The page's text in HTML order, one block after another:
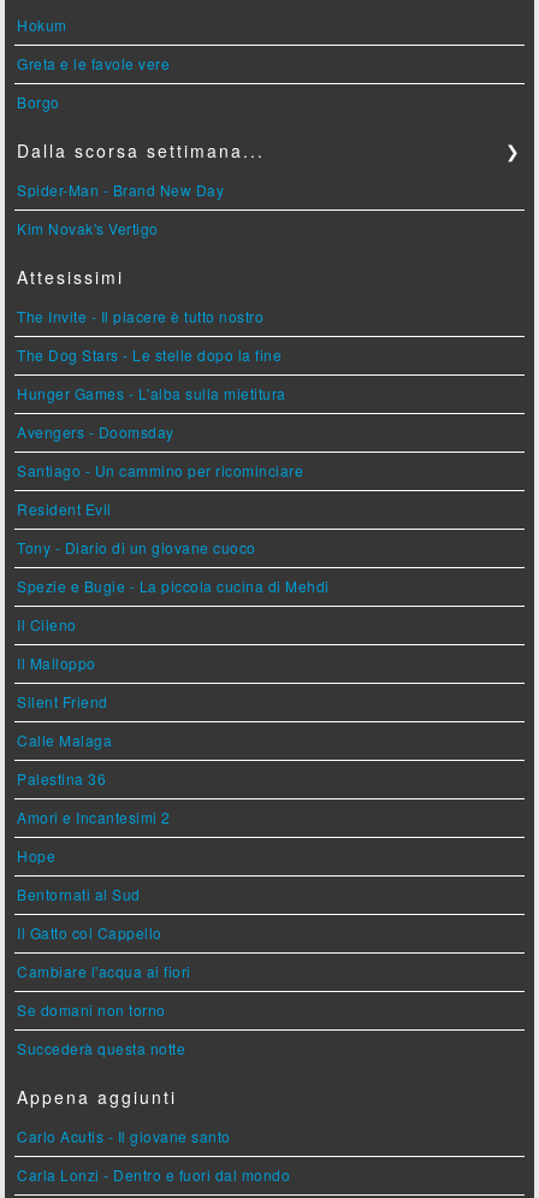
Hokum
Greta e le favole vere
Borgo
Dalla scorsa settimana... ❯
Spider-Man - Brand New Day
Kim Novak's Vertigo
Attesissimi
The Invite - Il piacere è tutto nostro
The Dog Stars - Le stelle dopo la fine
Hunger Games - L'alba sulla mietitura
Avengers - Doomsday
Santiago - Un cammino per ricominciare
Resident Evil
Tony - Diario di un giovane cuoco
Spezie e Bugie - La piccola cucina di Mehdi
Il Cileno
Il Malloppo
Silent Friend
Calle Malaga
Palestina 36
Amori e Incantesimi 2
Hope
Bentornati al Sud
Il Gatto col Cappello
Cambiare l'acqua ai fiori
Se domani non torno
Succederà questa notte
Appena aggiunti
Carlo Acutis - Il giovane santo
Carla Lonzi - Dentro e fuori dal mondo